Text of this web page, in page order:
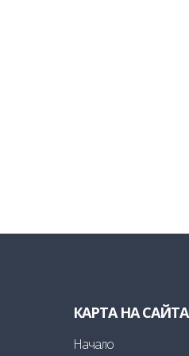
КАРТА НА САЙТА
Начало